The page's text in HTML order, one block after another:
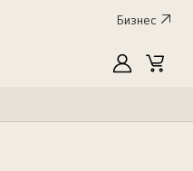
Бизнес
MyLGCart